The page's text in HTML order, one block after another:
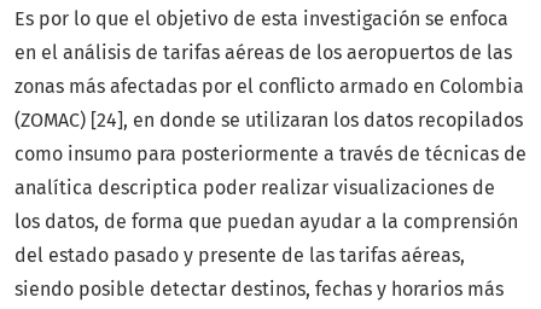
Es por lo que el objetivo de esta investigación se enfoca
en el análisis de tarifas aéreas de los aeropuertos de las
zonas más afectadas por el conflicto armado en Colombia
(ZOMAC) [24], en donde se utilizaran los datos recopilados
como insumo para posteriormente a través de técnicas de
analítica descriptica poder realizar visualizaciones de
los datos, de forma que puedan ayudar a la comprensión
del estado pasado y presente de las tarifas aéreas,
siendo posible detectar destinos, fechas y horarios más